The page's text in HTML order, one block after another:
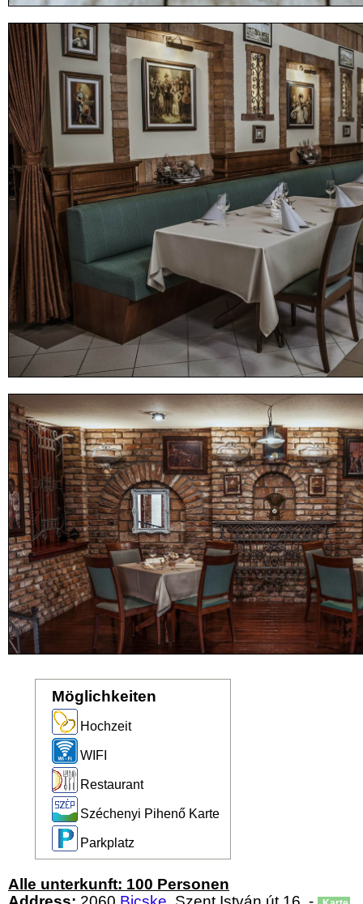
Möglichkeiten
Hochzeit
WIFI
Restaurant
Széchenyi Pihenő Karte
Parkplatz
Alle unterkunft: 100 Personen